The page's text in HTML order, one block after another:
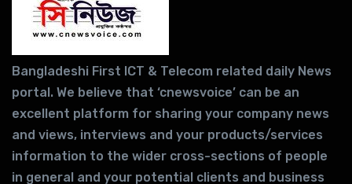
Bangladeshi First ICT & Telecom related daily News
portal. We believe that ‘cnewsvoice’ can be an
excellent platform for sharing your company news
and views, interviews and your products/services
information to the wider cross-sections of people
in general and your potential clients and business